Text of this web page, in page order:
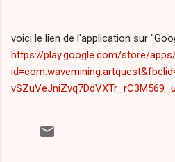
voici le lien de l'application sur
https://play.google.com/store/